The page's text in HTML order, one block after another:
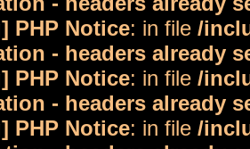
PHP Notice: in file /
- headers already
PHP Notice: in file /
- headers already
PHP Notice: in file /